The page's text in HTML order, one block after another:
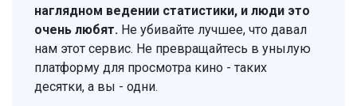
наглядном ведении статистики, и люди это
очень любят. Не убивайте лучшее, что давал
нам этот сервис. Не превращайтесь в унылую
платформу для просмотра кино - таких
десятки, а вы - одни.